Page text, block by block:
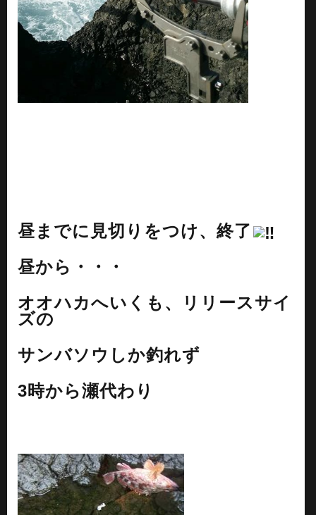
昼までに見切りをつけ、終了
昼から・・・
オオハカへいくも、リリースサイ
ズの
サンバソウしか釣れず
3時から瀬代わり